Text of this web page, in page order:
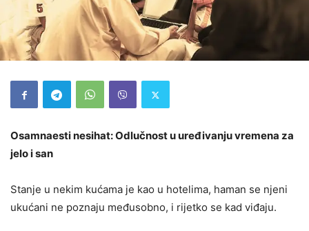
Osamnaesti nesihat: Odlučnost u uređivanju vremena za
jelo i san
Stanje u nekim kućama je kao u hotelima, haman se njeni
ukućani ne poznaju međusobno, i rijetko se kad viđaju.